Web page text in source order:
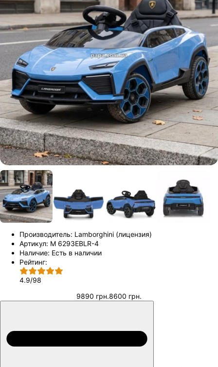
Производитель: Lamborghini (лицензия)
Артикул: M 6293EBLR-4
Наличие: Есть в наличии
Рейтинг:
4.9/98
9890 грн.8600 грн.